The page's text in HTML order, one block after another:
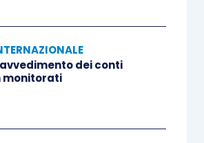
necessitino di un’opera di
ammodernamentoin funzione
mutamenti operativi indotti dal
egig economy.
delinea le coordinate di fondo
dipolitica fiscale globalein
dei conti
monitorati